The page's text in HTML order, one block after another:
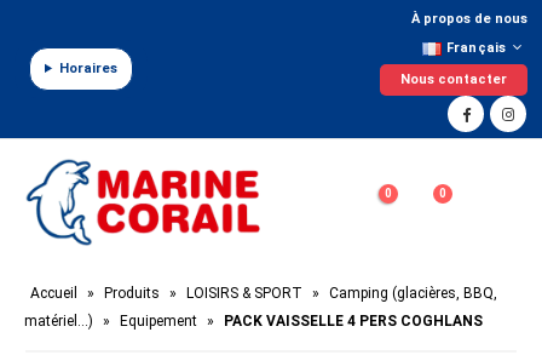
Horaires
À propos de nous
Français
Nous contacter
0 0
Accueil » Produits » LOISIRS & SPORT »
Camping (glacières, BBQ,
matériel…)
» Equipement » PACK VAISSELLE 4 PERS COGHLANS